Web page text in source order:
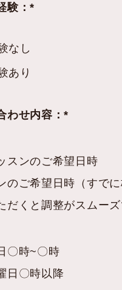
験：*
なし
あり
わせ内容：*
スンのご希望日時
のご希望日時（すで
だくと調整がスムーズ
〇時~〇時
日〇時以降